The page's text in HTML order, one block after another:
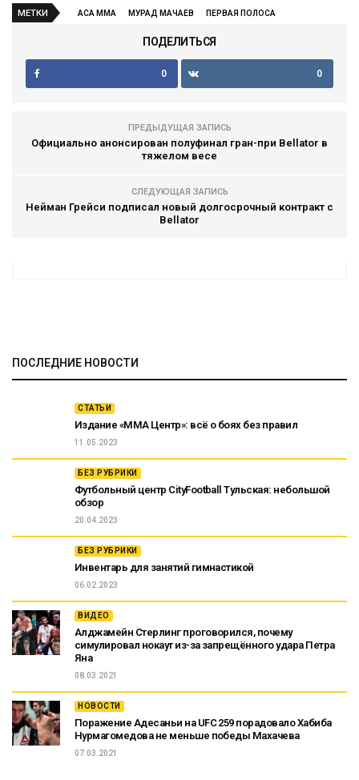
МЕТКИ ACA MMA МУРАД МАЧАЕВ ПЕРВАЯ ПОЛОСА
ПОДЕЛИТЬСЯ
0 0
ПРЕДЫДУЩАЯ ЗАПИСЬ
Официально анонсирован полуфинал гран-при Bellator в
тяжелом весе
СЛЕДУЮЩАЯ ЗАПИСЬ
Нейман Грейси подписал новый долгосрочный контракт с
Bellator
ПОСЛЕДНИЕ НОВОСТИ
СТАТЬИ
Издание «ММА Центр»: всё о боях без правил
11.05.2023
БЕЗ РУБРИКИ
Футбольный центр CityFootball Тульская: небольшой
обзор
20.04.2023
БЕЗ РУБРИКИ
Инвентарь для занятий гимнастикой
06.02.2023
ВИДЕО
Алджамейн Стерлинг проговорился, почему
симулировал нокаут из-за запрещённого удара Петра
Яна
08.03.2021
НОВОСТИ
Поражение Адесаньи на UFC 259 порадовало Хабиба
Нурмагомедова не меньше победы Махачева
07.03.2021